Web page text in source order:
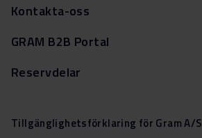
Kontakta-oss
GRAM B2B Portal
Reservdelar
Tillgänglighetsförklaring för Gram A/S